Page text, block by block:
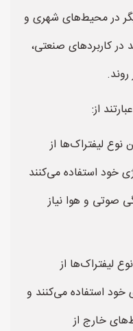
در محیط‌های شهری و
در کاربردهای صنعتی،
از:
نوع لیفتراک‌ها از
خود استفاده می‌کنند
صوتی و هوا نیاز
لیفتراک‌ها از
خود استفاده می‌کنند و
خارج از